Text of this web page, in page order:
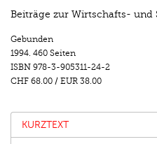
Beiträge zur Wirtschafts- und
Gebunden
1994. 460 Seiten
ISBN 978-3-905311-24-2
CHF 68.00 / EUR 38.00
KURZTEXT